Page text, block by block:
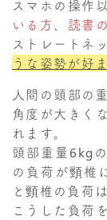
スマホの操作
いる方、 読書
ストレートネ
うな姿勢が好
人間の頭部の
角度が大きく
れます。
頭部重量6kg
の負荷が頸椎
と頸椎の負荷
こうした負荷